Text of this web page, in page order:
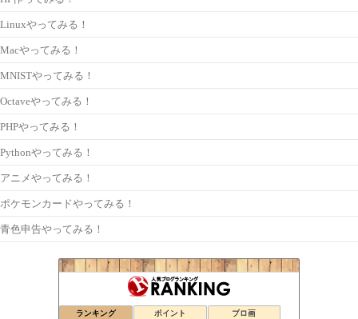
Linuxやってみる！
Macやってみる！
MNISTやってみる！
Octaveやってみる！
PHPやってみる！
Pythonやってみる！
アニメやってみる！
ポケモンカードやってみる！
青色申告やってみる！
ランキング ポイント ブロ画